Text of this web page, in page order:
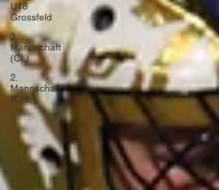
U18
Grossfeld
3.
Mannschaft
(CL)
2.
Mannschaft
(CHL)